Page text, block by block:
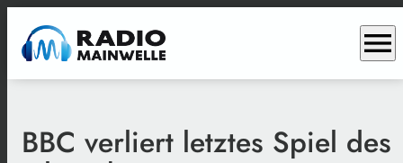
menu
BBC verliert letztes Spiel des